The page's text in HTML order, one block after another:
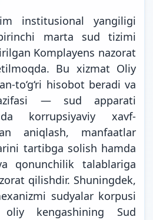
institusional yangiligi
marta sud tizimi
Komplayens nazorat
Bu xizmat Oliy
to‘g‘ri hisobot beradi va
— sud apparati
korrupsiyaviy xavf-
aniqlash, manfaatlar
tartibga solish hamda
qonunchilik talablariga
qilishdir. Shuningdek,
sudyalar korpusi
kengashining Sud